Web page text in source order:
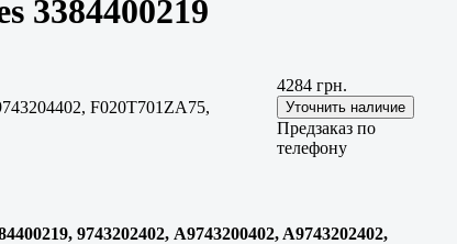
3384400219
F020T701ZA75,
4284 грн.
Предзаказ по
телефону
9743202402, A9743200402, A9743202402,